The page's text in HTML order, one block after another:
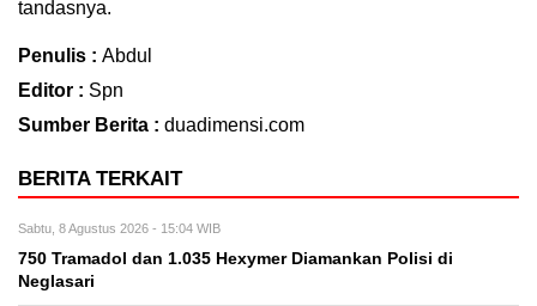
tandasnya.
Penulis : Abdul
Editor : Spn
Sumber Berita : duadimensi.com
BERITA TERKAIT
Sabtu, 8 Agustus 2026 - 15:04 WIB
750 Tramadol dan 1.035 Hexymer Diamankan Polisi di
Neglasari